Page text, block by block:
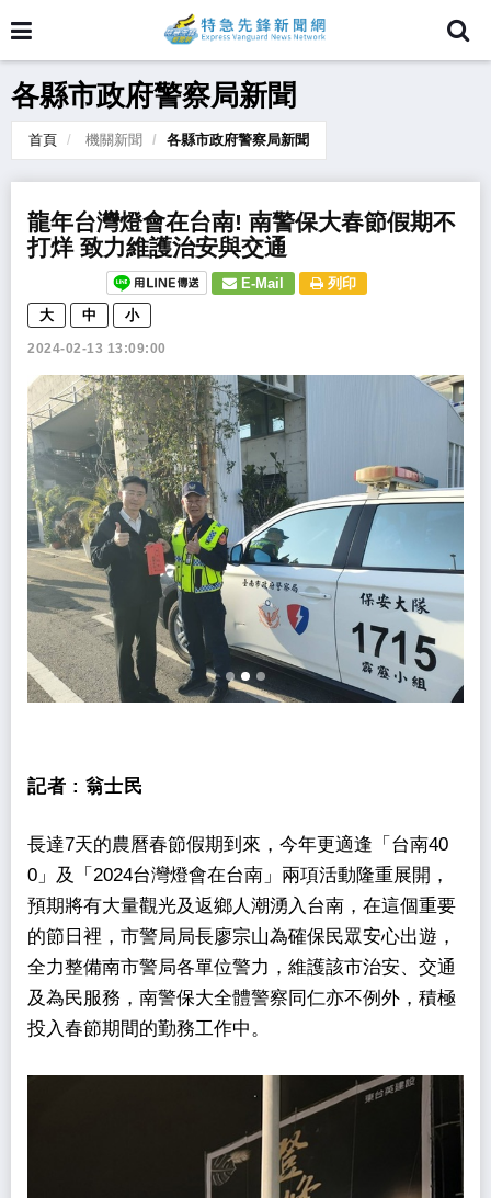
各縣市政府警察局新聞
首頁 機關新聞 各縣市政府警察局新聞
龍年台灣燈會在台南! 南警保大春節假期不
打烊 致力維護治安與交通
E-Mail
列印
大
中 小
2024-02-13 13:09:00
記者 : 翁士民
長達7天的農曆春節假期到來，今年更適逢「台南40
0」及「2024台灣燈會在台南」兩項活動隆重展開，
預期將有大量觀光及返鄉人潮湧入台南，在這個重要
的節日裡，市警局局長廖宗山為確保民眾安心出遊，
全力整備南市警局各單位警力，維護該市治安、交通
及為民服務，南警保大全體警察同仁亦不例外，積極
投入春節期間的勤務工作中。